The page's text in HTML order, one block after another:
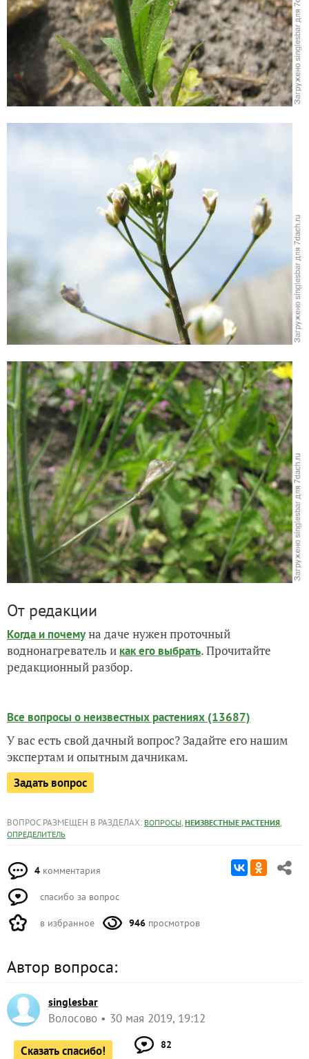
От редакции
Когда и почемуна даче нужен проточный
воднонагреватель и как его выбрать. Прочитайте
редакционный разбор.
Все вопросы о неизвестных растениях (13687)
У вас есть свой дачный вопрос? Задайте его нашим
экспертам и опытным дачникам.
Задать вопрос
ВОПРОС РАЗМЕЩЕН В РАЗДЕЛАХ: ВОПРОСЫ, НЕИЗВЕСТНЫЕ РАСТЕНИЯ,
ОПРЕДЕЛИТЕЛЬ
4 комментария
спасибо за вопрос
в избранное 946 просмотров
Автор вопроса:
singlesbar
Волосово 30 мая 2019, 19:12
Сказать спасибо! 82